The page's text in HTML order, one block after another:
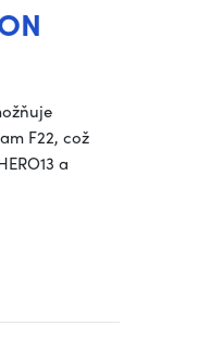
F22, což
a